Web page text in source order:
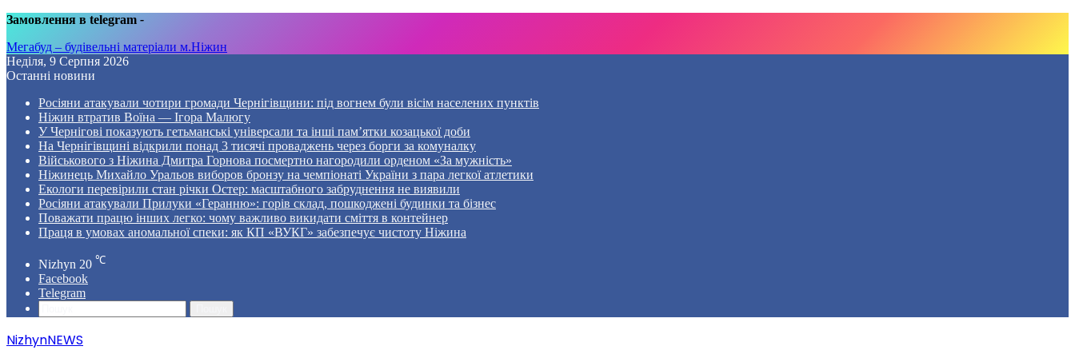
Замовлення в telegram -
Мегабуд – будівельні матеріали м.Ніжин
Неділя, 9 Серпня 2026
Останні новини
Росіяни атакували чотири громади Чернігівщини: під вогнем були вісім населених пунктів
Ніжин втратив Воїна — Ігора Малюгу
У Чернігові показують гетьманські універсали та інші пам’ятки козацької доби
На Чернігівщині відкрили понад 3 тисячі проваджень через борги за комуналку
Військового з Ніжина Дмитра Горнова посмертно нагородили орденом «За мужність»
Ніжинець Михайло Уральов виборов бронзу на чемпіонаті України з пара легкої атлетики
Екологи перевірили стан річки Остер: масштабного забруднення не виявили
Росіяни атакували Прилуки «Геранню»: горів склад, пошкоджені будинки та бізнес
Поважати працю інших легко: чому важливо викидати сміття в контейнер
Праця в умовах аномальної спеки: як КП «ВУКГ» забезпечує чистоту Ніжина
Nizhyn 20 ℃
Facebook
Telegram
NizhynNEWS